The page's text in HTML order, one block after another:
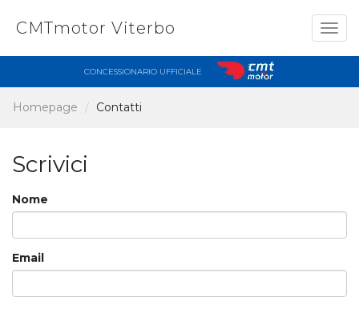
CMTmotor Viterbo
CONCESSIONARIO UFFICIALE
Homepage Contatti
Scrivici
Nome
Email